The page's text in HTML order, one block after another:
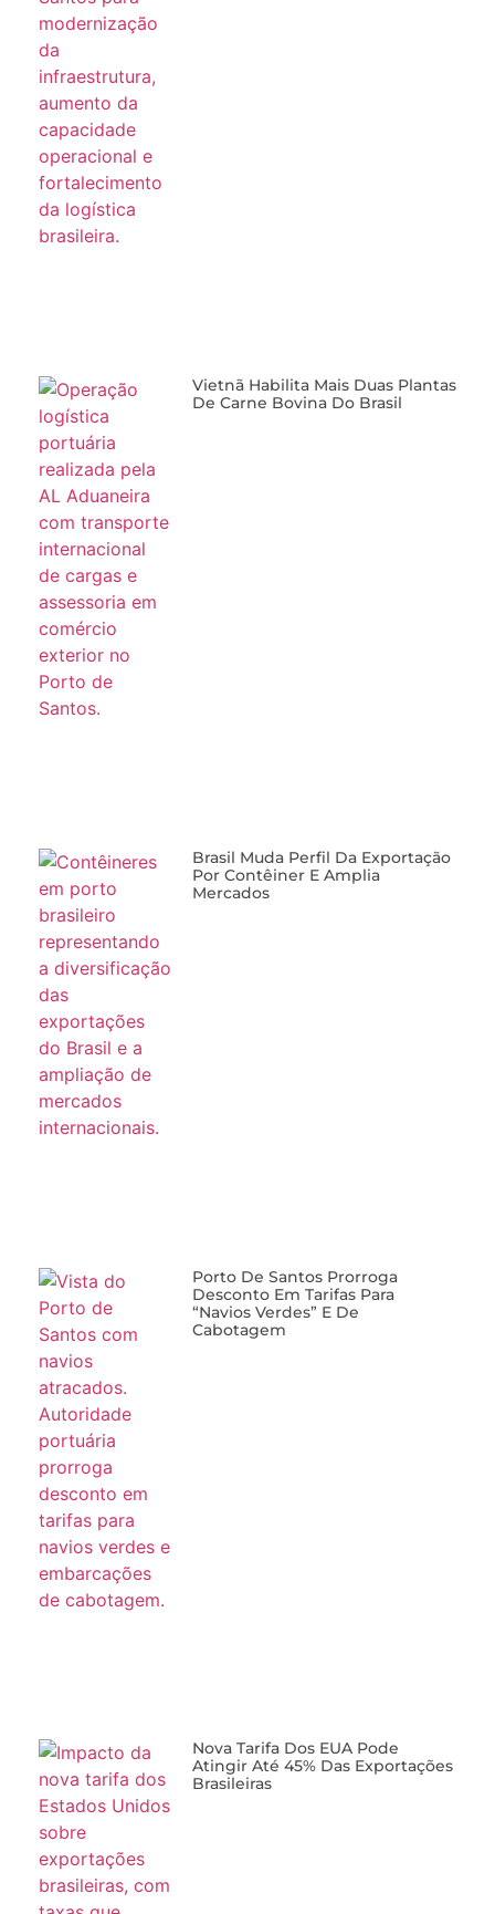
Vietnã Habilita Mais Duas Plantas
De Carne Bovina Do Brasil
Brasil Muda Perfil Da Exportação
Por Contêiner E Amplia
Mercados
Porto De Santos Prorroga
Desconto Em Tarifas Para
“navios Verdes” E De
Cabotagem
Nova Tarifa Dos EUA Pode
Atingir Até 45% Das Exportações
Brasileiras